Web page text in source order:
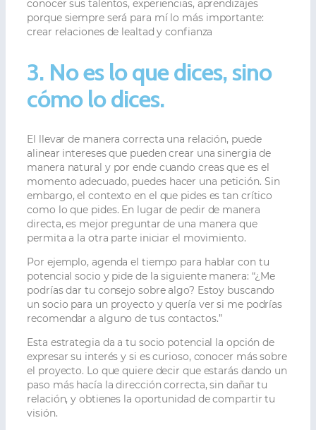
conocer sus talentos, experiencias, aprendizajes
porque siempre será para mí lo más importante:
crear relaciones de lealtad y confianza
3. No es lo que dices, sino
cómo lo dices.
El llevar de manera correcta una relación, puede
alinear intereses que pueden crear una sinergia de
manera natural y por ende cuando creas que es el
momento adecuado, puedes hacer una petición. Sin
embargo, el contexto en el que pides es tan crítico
como lo que pides. En lugar de pedir de manera
directa, es mejor preguntar de una manera que
permita a la otra parte iniciar el movimiento.
Por ejemplo, agenda el tiempo para hablar con tu
potencial socio y pide de la siguiente manera: “¿Me
podrías dar tu consejo sobre algo? Estoy buscando
un socio para un proyecto y quería ver si me podrías
recomendar a alguno de tus contactos.”
Esta estrategia da a tu socio potencial la opción de
expresar su interés y si es curioso, conocer más sobre
el proyecto. Lo que quiere decir que estarás dando un
paso más hacía la dirección correcta, sin dañar tu
relación, y obtienes la oportunidad de compartir tu
visión.